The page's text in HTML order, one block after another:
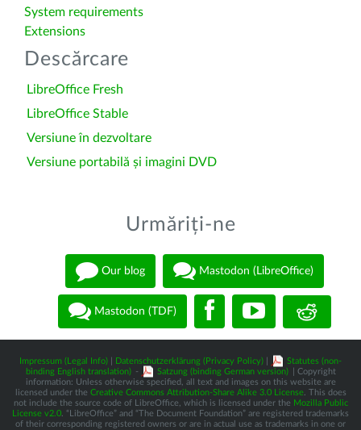
System requirements
Extensions
Descărcare
LibreOffice Fresh
LibreOffice Stable
Versiune în dezvoltare
Versiune portabilă și imagini DVD
Urmăriți-ne
Our blog Mastodon (LibreOffice)
Mastodon (TDF)
Impressum (Legal Info) Datenschutzerklärung (Privacy Policy)
Statutes (non-
binding English translation) - Satzung (binding German version)
| Copyright
information: Unless otherwise specified, all text and images on this website are
licensed under the Creative Commons Attribution-Share Alike 3.0 License. This does
not include the source code of LibreOffice, which is licensed under the Mozilla Public
License v2.0 . “LibreOffice” and “The Document Foundation” are registered trademarks
of their corresponding registered owners or are in actual use as trademarks in one or